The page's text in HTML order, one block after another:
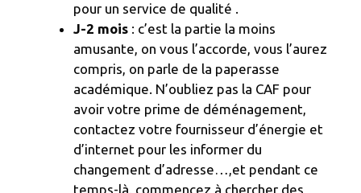
pour un service de qualité .
J-2 mois : c’est la partie la moins
amusante, on vous l’accorde, vous l’aurez
compris, on parle de la paperasse
académique. N’oubliez pas la CAF pour
avoir votre prime de déménagement,
contactez votre fournisseur d’énergie et
d’internet pour les informer du
changement d’adresse…,et pendant ce
temps-là, commencez à chercher des